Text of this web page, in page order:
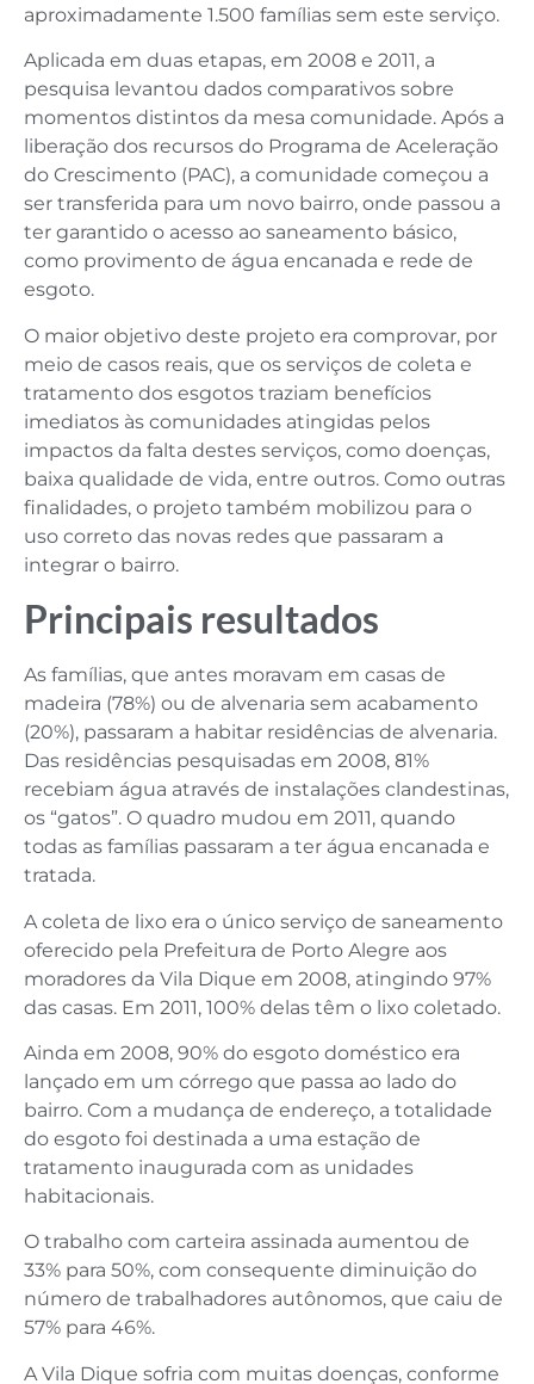
aproximadamente 1.500 famílias sem este serviço.
Aplicada em duas etapas, em 2008 e 2011, a
pesquisa levantou dados comparativos sobre
momentos distintos da mesa comunidade. Após a
liberação dos recursos do Programa de Aceleração
do Crescimento (PAC), a comunidade começou a
ser transferida para um novo bairro, onde passou a
ter garantido o acesso ao saneamento básico,
como provimento de água encanada e rede de
esgoto.
O maior objetivo deste projeto era comprovar, por
meio de casos reais, que os serviços de coleta e
tratamento dos esgotos traziam benefícios
imediatos às comunidades atingidas pelos
impactos da falta destes serviços, como doenças,
baixa qualidade de vida, entre outros. Como outras
finalidades, o projeto também mobilizou para o
uso correto das novas redes que passaram a
integrar o bairro.
Principais resultados
As famílias, que antes moravam em casas de
madeira (78%) ou de alvenaria sem acabamento
(20%), passaram a habitar residências de alvenaria.
Das residências pesquisadas em 2008, 81%
recebiam água através de instalações clandestinas,
os “gatos”. O quadro mudou em 2011, quando
todas as famílias passaram a ter água encanada e
tratada.
A coleta de lixo era o único serviço de saneamento
oferecido pela Prefeitura de Porto Alegre aos
moradores da Vila Dique em 2008, atingindo 97%
das casas. Em 2011, 100% delas têm o lixo coletado.
Ainda em 2008, 90% do esgoto doméstico era
lançado em um córrego que passa ao lado do
bairro. Com a mudança de endereço, a totalidade
do esgoto foi destinada a uma estação de
tratamento inaugurada com as unidades
habitacionais.
O trabalho com carteira assinada aumentou de
33% para 50%, com consequente diminuição do
número de trabalhadores autônomos, que caiu de
57% para 46%.
A Vila Dique sofria com muitas doenças, conforme